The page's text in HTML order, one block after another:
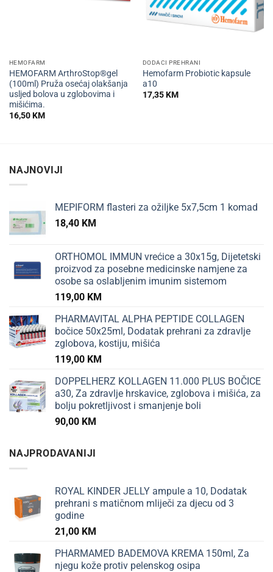
HEMOFARM
HEMOFARM ArthroStop®gel
(100ml) Pruža osećaj olakšanja
usljed bolova u zglobovima i
mišićima.
16,50KM
DODACI PREHRANI
Hemofarm Probiotic kapsule
a10
17,35KM
NAJNOVIJI
MEPIFORM flasteri za ožiljke 5x7,5cm 1 komad
18,40 KM
ORTHOMOL IMMUN vrećice a 30x15g, Dijetetski
proizvod za posebne medicinske namjene za
osobe sa oslabljenim imunim sistemom
119,00 KM
PHARMAVITAL ALPHA PEPTIDE COLLAGEN
bočice 50x25ml, Dodatak prehrani za zdravlje
zglobova, kostiju, mišića
119,00 KM
DOPPELHERZ KOLLAGEN 11.000 PLUS BOČICE
a30, Za zdravlje hrskavice, zglobova i mišića, za
bolju pokretljivost i smanjenje boli
90,00 KM
NAJPRODAVANIJI
ROYAL KINDER JELLY ampule a 10, Dodatak
prehrani s matičnom mliječi za djecu od 3
godine
21,00 KM
PHARMAMED BADEMOVA KREMA 150ml, Za
njegu kože protiv pelenskog osipa